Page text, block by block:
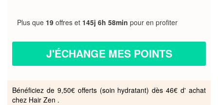
Plus que 19 offres et 145j 6h 58min pour en profiter
J'ÉCHANGE MES POINTS
Bénéficiez de 9,50€ offerts (soin hydratant) dès 46€ d' achat
chez Hair Zen .